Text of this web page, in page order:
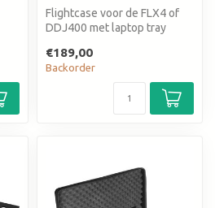
Flightcase voor de FLX4 of
DDJ400 met laptop tray
€189,00
Backorder